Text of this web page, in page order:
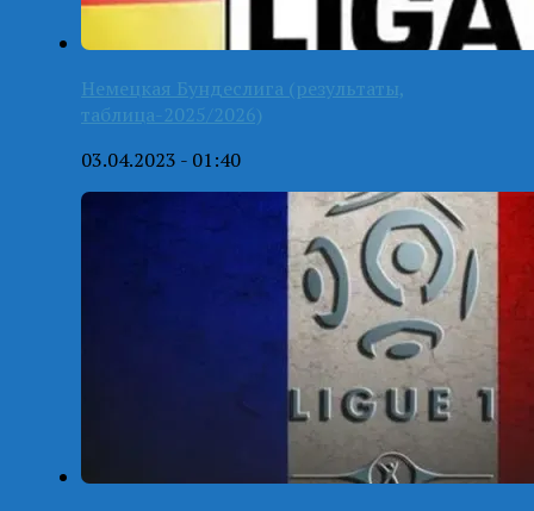
Немецкая Бундеслига (результаты,
таблица-2025/2026)
03.04.2023 - 01:40